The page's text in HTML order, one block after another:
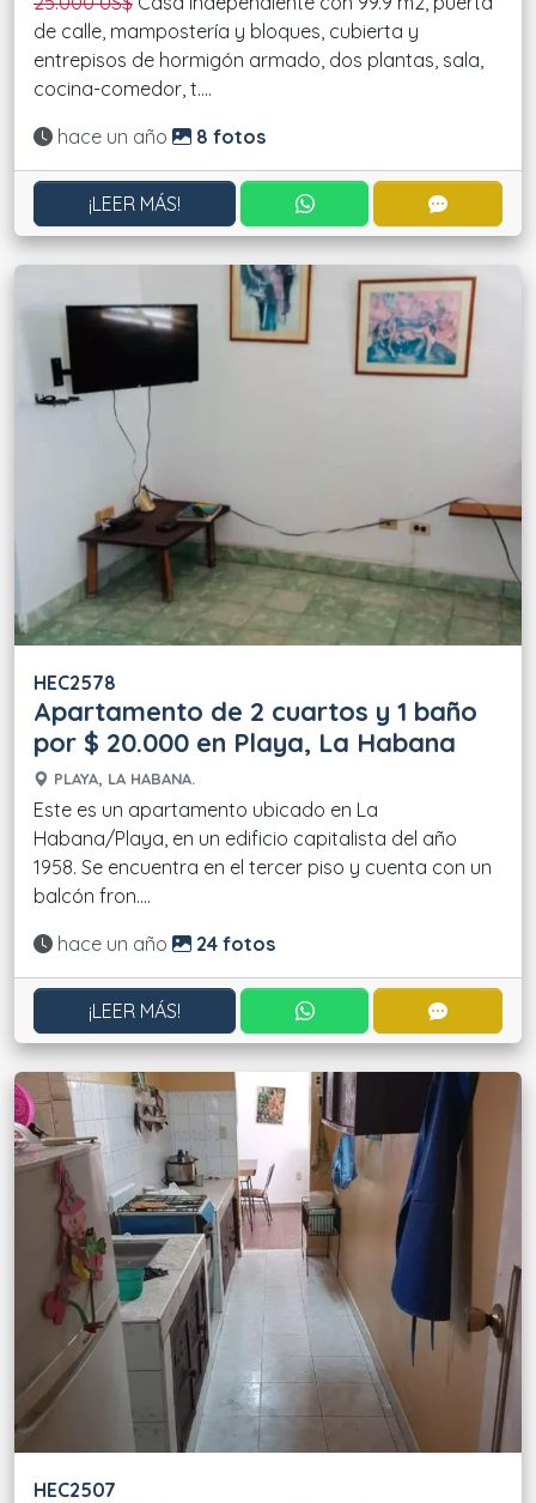
de calle, mampostería y bloques, cubierta y
entrepisos de hormigón armado, dos plantas, sala,
cocina-comedor, t....
Actualizado:
hace un año 8 fotos
¡LEER MÁS! CONTACTAR POR
HEC2578
Apartamento de 2 cuartos y 1 baño
por $ 20.000 en Playa, La Habana
PLAYA, LA HABANA.
Este es un apartamento ubicado en La
Habana/Playa, en un edificio capitalista del año
1958. Se encuentra en el tercer piso y cuenta con un
balcón fron....
Actualizado:
hace un año 24 fotos
¡LEER MÁS! CONTACTAR POR
HEC2507